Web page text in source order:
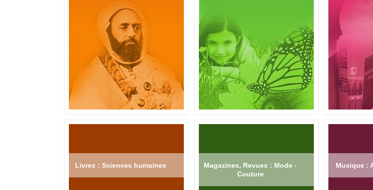
Livres : Sciences humaines
Magazines, Revues : Mode -
Couture
Musique :